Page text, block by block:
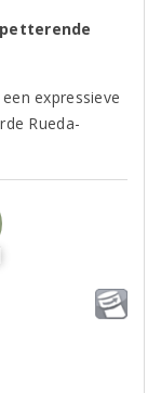
expressieve
Rueda-